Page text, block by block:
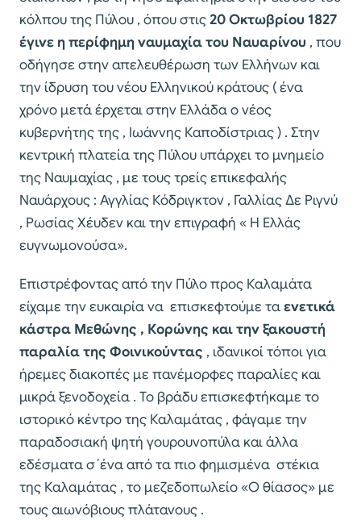
κόλπου της Πύλου , όπου στις20 Οκτωβρίου 1827
έγινε η περίφημη ναυμαχία του Ναυαρίνου , που
οδήγησε στην απελευθέρωση των Ελλήνων και
την ίδρυση του νέου Ελληνικού κράτους ( ένα
χρόνο μετά έρχεται στην Ελλάδα ο νέος
κυβερνήτης της , Ιωάννης Καποδίστριας ) . Στην
κεντρική πλατεία της Πύλου υπάρχει το μνημείο
της Ναυμαχίας , με τους τρείς επικεφαλής
Ναυάρχους : Αγγλίας Κόδριγκτον , Γαλλίας Δε Ριγνύ
, Ρωσίας Χέυδεν και την επιγραφή « Η Ελλάς
ευγνωμονούσα».
Επιστρέφοντας από την Πύλο προς Καλαμάτα
είχαμε την ευκαιρία να επισκεφτούμε ταενετικά
κάστρα Μεθώνης , Κορώνης και την ξακουστή
παραλία της Φοινικούντας , ιδανικοί τόποι για
ήρεμες διακοπές με πανέμορφες παραλίες και
μικρά ξενοδοχεία . Το βράδυ επισκεφτήκαμε το
ιστορικό κέντρο της Καλαμάτας , φάγαμε την
παραδοσιακή ψητή γουρουνοπύλα και άλλα
εδέσματα σ΄ένα από τα πιο φημισμένα στέκια
της Καλαμάτας , το μεζεδοπωλείο «Ο θίασος» με
τους αιωνόβιους πλάτανους .